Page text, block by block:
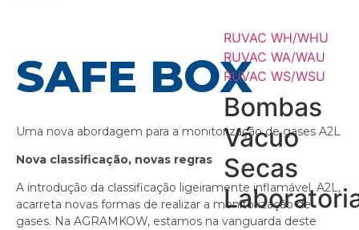
RUVAC WH/WHU
RUVAC WA/WAU
RUVAC WS/WSU
Bombas
Vácuo
Secas
SAFE BOX
Uma nova abordagem para a monitorização de gases A2L
Nova classificação, novas regras
A introdução da classificação ligeiramente inflamável, A2L,
acarreta novas formas de realizar a monitorização de
gases. Na AGRAMKOW, estamos na vanguarda deste